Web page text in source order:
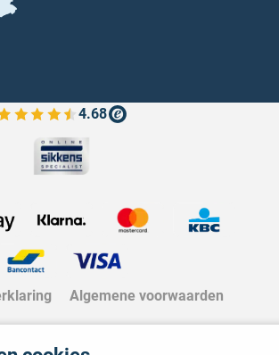
4.68
Bekijk de verfplaza beoordelingen
Algemene voorwaarden